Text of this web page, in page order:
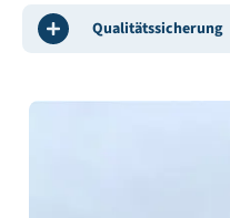
Qualitätssicherung